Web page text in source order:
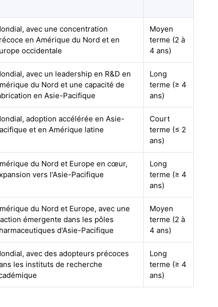
avec une concentration
en Amérique du Nord et en
occidentale
Moyen
terme (2 à
4 ans)
avec un leadership en R&D en
du Nord et une capacité de
en Asie-Pacifique
Long
terme (≥ 4
ans)
adoption accélérée en Asie-
et en Amérique latine
Court
terme (≤ 2
ans)
du Nord et Europe en cœur,
vers l'Asie-Pacifique
Long
terme (≥ 4
ans)
du Nord et Europe, avec une
émergente dans les pôles
d'Asie-Pacifique
Moyen
terme (2 à
4 ans)
avec des adopteurs précoces
les instituts de recherche
Long
terme (≥ 4
ans)